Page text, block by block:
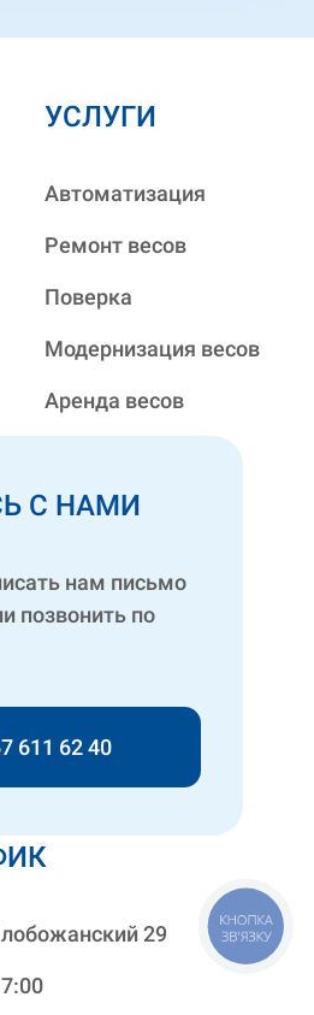
29
УСЛУГИ
Автоматизация
Ремонт весов
Поверка
Модернизация весов
Аренда весов
С НАМИ
нам письмо
позвонить по
611 62 40
КНОПКА
ЗВ'ЯЗКУ